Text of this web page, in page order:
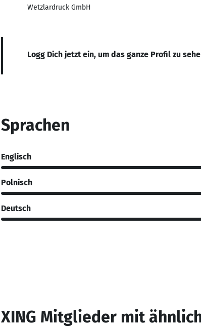
Wetzlardruck GmbH
Logg Dich jetzt ein, um das ganze Profil zu
Sprachen
Englisch
Polnisch
Deutsch
XING Mitglieder mit